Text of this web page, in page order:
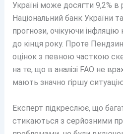
Україні може досягти 9,2% в
Національний банк України
прогнози, очікуючи інфляцію
до кінця року. Проте
оцінок з певною часткою
на те, що в аналізі FAO не
мають значно гіршу
Експерт підкреслює, що
стикаються з серйозними